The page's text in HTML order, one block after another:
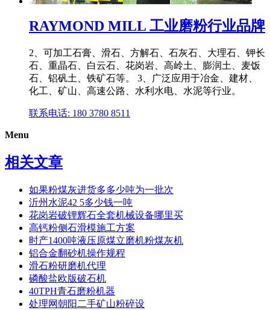
RAYMOND MILL 工业磨粉行业品牌
2、可加工石膏、滑石、方解石、石灰石、大理石、钾长
石、重晶石、白云石、花岗岩、高岭土、膨润土、麦饭
石、铝矾土、铁矿石等。 3、广泛应用于冶金、建材、
化工、矿山、高速公路、水利水电、水泥等行业。
联系电话: 180 3780 8511
Menu
相关文章
如果粉煤灰进货多多少吨为一批次
沂州水泥42 5多少钱一吨
花岗岩破锂辉石全套机械设备哪里买
高钙粉侧石滑模施工方案
时产1400吨液压原煤立磨机粉煤灰机
铝合金翻砂机操作规程
滑石粉研磨机代理
磷酸盐欧版破石机
40TPH青石磨粉机器
处理网朝阳二手矿山粉碎设